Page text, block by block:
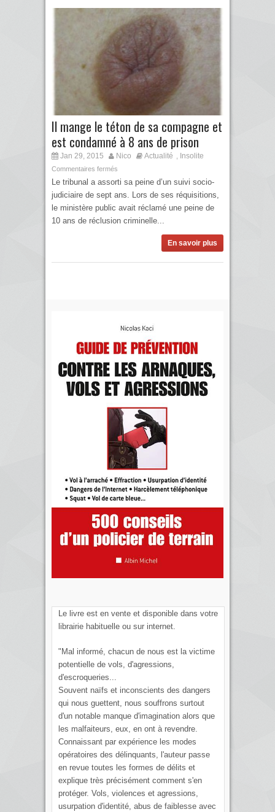
Il mange le téton de sa compagne et
est condamné à 8 ans de prison
Jan 29, 2015 Nico Actualité , Insolite
Commentaires fermés
Le tribunal a assorti sa peine d’un suivi socio-
judiciaire de sept ans. Lors de ses réquisitions,
le ministère public avait réclamé une peine de
10 ans de réclusion criminelle...
En savoir plus
Le livre est en vente et disponible dans votre
librairie habituelle ou sur internet.
"Mal informé, chacun de nous est la victime
potentielle de vols, d'agressions,
d'escroqueries...
Souvent naïfs et inconscients des dangers
qui nous guettent, nous souffrons surtout
d'un notable manque d'imagination alors que
les malfaiteurs, eux, en ont à revendre.
Connaissant par expérience les modes
opératoires des délinquants, l'auteur passe
en revue toutes les formes de délits et
explique très précisément comment s'en
protéger. Vols, violences et agressions,
usurpation d'identité, abus de faiblesse avec